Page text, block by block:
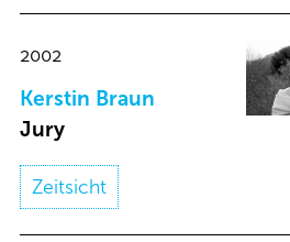
2002
Kerstin Braun​
Jury
Zeitsicht